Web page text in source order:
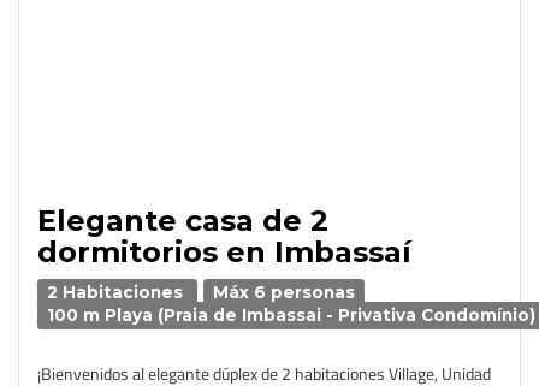
Elegante casa de 2
dormitorios en Imbassaí
2 Habitaciones
Máx 6 personas
100 m Playa (Praia de Imbassai - Privativa Condomínio)
¡Bienvenidos al elegante dúplex de 2 habitaciones Village, Unidad